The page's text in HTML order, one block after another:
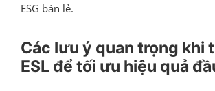
ESG bán lẻ.
Các lưu ý quan trọng khi
ESL để tối ưu hiệu quả